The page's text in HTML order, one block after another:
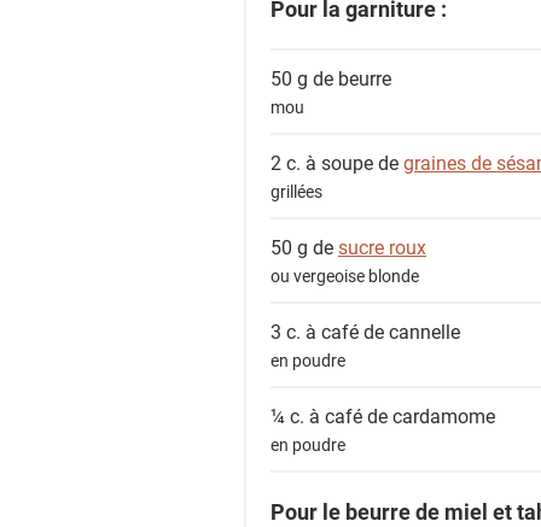
Pour la garniture :
50 g de beurre
mou
2 c. à soupe degraines de
grillées
50 g desucre roux
ou vergeoise blonde
3 c. à café decannelle
en poudre
¼ c. à café decardamome
en poudre
Pour le beurre de miel et